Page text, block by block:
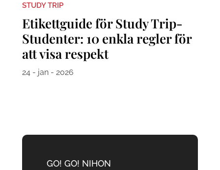
STUDY TRIP
Etikettguide för Study Trip-
Studenter: 10 enkla regler för
att visa respekt
24 - jan - 2026
GO! GO! NIHON